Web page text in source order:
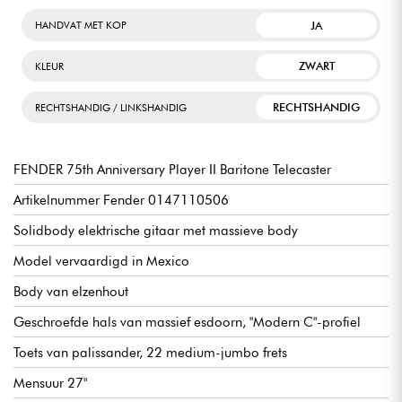
De 75th Anniversary Player II Baritone Telecaster is dan ook
garagerock.
kwalitatief hoogstaand instrument om hun arsenaal op een
slimme manier uit te breiden.
HANDVAT MET KOP JA
KLEUR ZWART
RECHTSHANDIG / LINKSHANDIG RECHTSHANDIG
FENDER 75th Anniversary Player II Baritone Telecaster
Artikelnummer Fender 0147110506
Solidbody elektrische gitaar met massieve body
Model vervaardigd in Mexico
Body van elzenhout
Geschroefde hals van massief esdoorn, "Modern C"-profiel
Toets van palissander, 22 medium-jumbo frets
Mensuur 27"